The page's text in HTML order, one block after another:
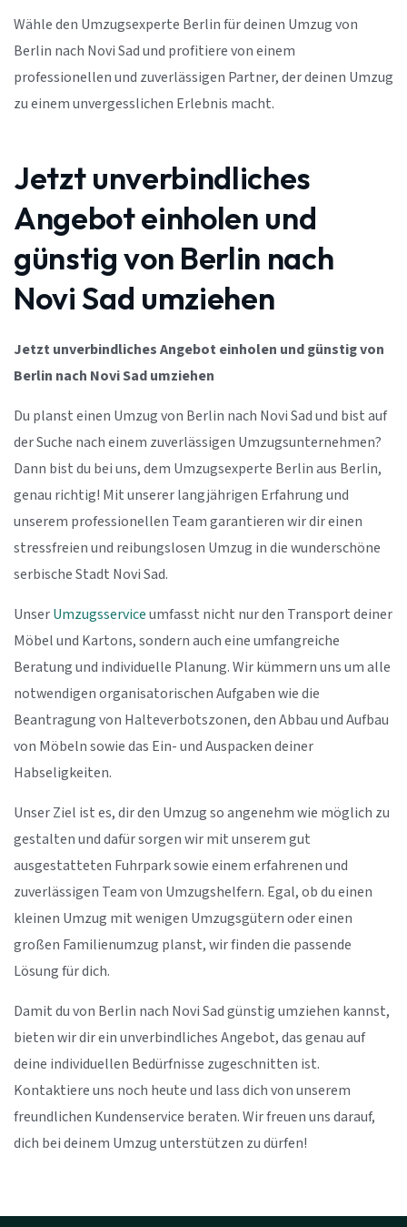
Wähle den Umzugsexperte Berlin für deinen Umzug von
Berlin nach Novi Sad und profitiere von einem
professionellen und zuverlässigen Partner, der deinen Umzug
zu einem unvergesslichen Erlebnis macht.
Jetzt unverbindliches
Angebot einholen und
günstig von Berlin nach
Novi Sad umziehen
Jetzt unverbindliches Angebot einholen und günstig von
Berlin nach Novi Sad umziehen
Du planst einen Umzug von Berlin nach Novi Sad und bist auf
der Suche nach einem zuverlässigen Umzugsunternehmen?
Dann bist du bei uns, dem Umzugsexperte Berlin aus Berlin,
genau richtig! Mit unserer langjährigen Erfahrung und
unserem professionellen Team garantieren wir dir einen
stressfreien und reibungslosen Umzug in die wunderschöne
serbische Stadt Novi Sad.
UnserUmzugsserviceumfasst nicht nur den Transport deiner
Möbel und Kartons, sondern auch eine umfangreiche
Beratung und individuelle Planung. Wir kümmern uns um alle
notwendigen organisatorischen Aufgaben wie die
Beantragung von Halteverbotszonen, den Abbau und Aufbau
von Möbeln sowie das Ein- und Auspacken deiner
Habseligkeiten.
Unser Ziel ist es, dir den Umzug so angenehm wie möglich zu
gestalten und dafür sorgen wir mit unserem gut
ausgestatteten Fuhrpark sowie einem erfahrenen und
zuverlässigen Team von Umzugshelfern. Egal, ob du einen
kleinen Umzug mit wenigen Umzugsgütern oder einen
großen Familienumzug planst, wir finden die passende
Lösung für dich.
Damit du von Berlin nach Novi Sad günstig umziehen kannst,
bieten wir dir ein unverbindliches Angebot, das genau auf
deine individuellen Bedürfnisse zugeschnitten ist.
Kontaktiere uns noch heute und lass dich von unserem
freundlichen Kundenservice beraten. Wir freuen uns darauf,
dich bei deinem Umzug unterstützen zu dürfen!